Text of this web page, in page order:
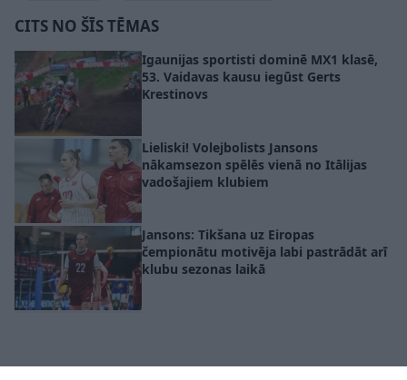
CITS NO ŠĪS TĒMAS
Igaunijas sportisti dominē MX1 klasē,
53. Vaidavas kausu iegūst Gerts
Krestinovs
Lieliski! Volejbolists Jansons
nākamsezon spēlēs vienā no Itālijas
vadošajiem klubiem
Jansons: Tikšana uz Eiropas
čempionātu motivēja labi pastrādāt arī
klubu sezonas laikā